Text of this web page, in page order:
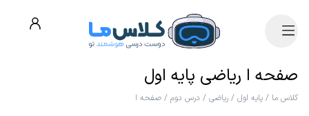
صفحه ا ریاضی پایه اول
کلاس ما / پایه اول / ریاضی / درس دوم / صفحه ا